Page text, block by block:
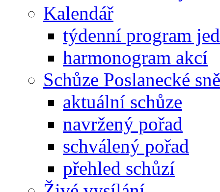
Kalendář
týdenní program
harmonogram akcí
Schůze Poslanecké
aktuální schůze
navržený pořad
schválený pořad
přehled schůzí